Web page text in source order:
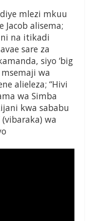
mlezi mkuu
Jacob alisema;
na itikadi
sare za
siyo ‘big
msemaji wa
alieleza; “Hivi
wa Simba
kwa sababu
(vibaraka) wa